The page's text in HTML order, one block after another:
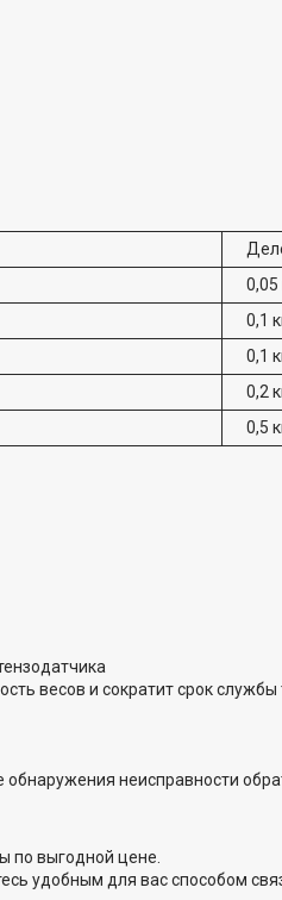
0,05
0,1
0,1
0,2
0,5
весов и сократит срок
неисправности
по выгодной цене.
удобным для вас способом